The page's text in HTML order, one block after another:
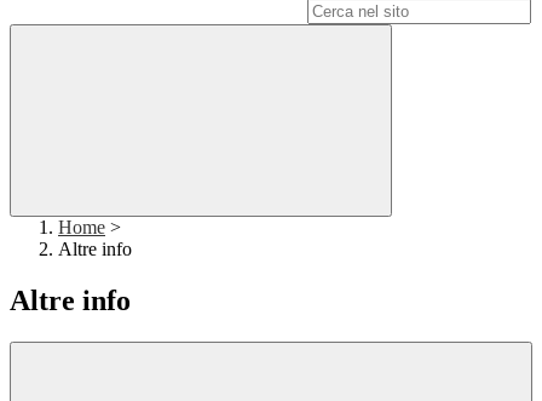
Home >
Altre info
Altre info